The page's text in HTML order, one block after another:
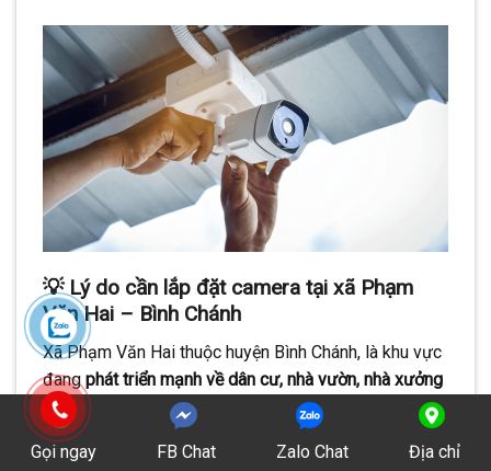
💡Lý do cần lắp đặt camera tại xã Phạm
Văn Hai – Bình Chánh
Xã Phạm Văn Hai thuộc huyện Bình Chánh, là khu vực
đang phát triển mạnh về dân cư, nhà vườn, nhà xưởng
nhỏ, kho chứa và tiểu thương
. Chính vì thế, nhu cầu
bảo vệ tài sản, kiểm soát người ra vào, quản lý hoạt
động từ xa là cực kỳ cần thiết. Dưới đây là những lý
Gọi ngay FB Chat Zalo Chat Địa chỉ